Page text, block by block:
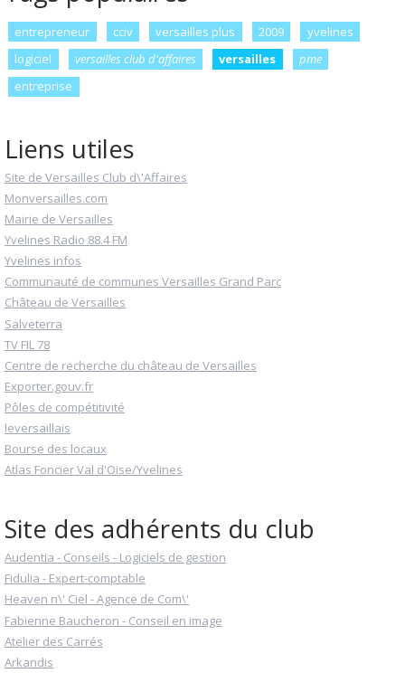
entrepreneur cciv versailles plus 2009
yvelines
logiciel
versailles club d'affaires versailles
pme
entreprise
Liens utiles
Site de Versailles Club d\'Affaires
Monversailles.com
Mairie de Versailles
Yvelines Radio 88.4 FM
Yvelines infos
Communauté de communes Versailles Grand Parc
Château de Versailles
Salveterra
TV FIL 78
Centre de recherche du château de Versailles
Exporter.gouv.fr
Pôles de compétitivité
leversaillais
Bourse des locaux
Atlas Foncier Val d'Oise/Yvelines
Site des adhérents du club
Audentia - Conseils - Logiciels de gestion
Fidulia - Expert-comptable
Heaven n\' Ciel - Agence de Com\'
Fabienne Baucheron - Conseil en image
Atelier des Carrés
Arkandis